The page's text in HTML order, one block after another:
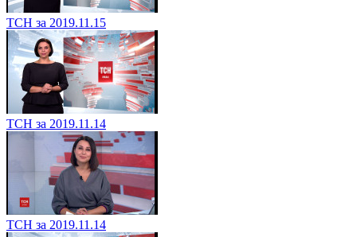
ТСН за 2019.11.15
ТСН за 2019.11.14
ТСН за 2019.11.14